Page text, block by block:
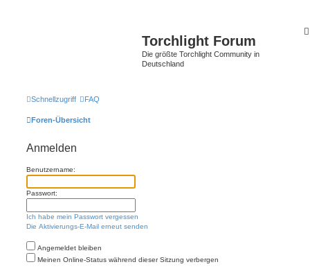
Torchlight Forum
Die größte Torchlight Community in
Deutschland
Schnellzugriff FAQ
Foren-Übersicht
Anmelden
Benutzername:
Passwort:
Ich habe mein Passwort vergessen
Die Aktivierungs-E-Mail erneut senden
Angemeldet bleiben
Meinen Online-Status während dieser Sitzung verbergen